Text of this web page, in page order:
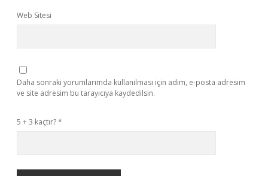
Web Sitesi
Daha sonraki yorumlarımda kullanılması için adım, e-posta adresim
ve site adresim bu tarayıcıya kaydedilsin.
5 + 3 kaçtır?*